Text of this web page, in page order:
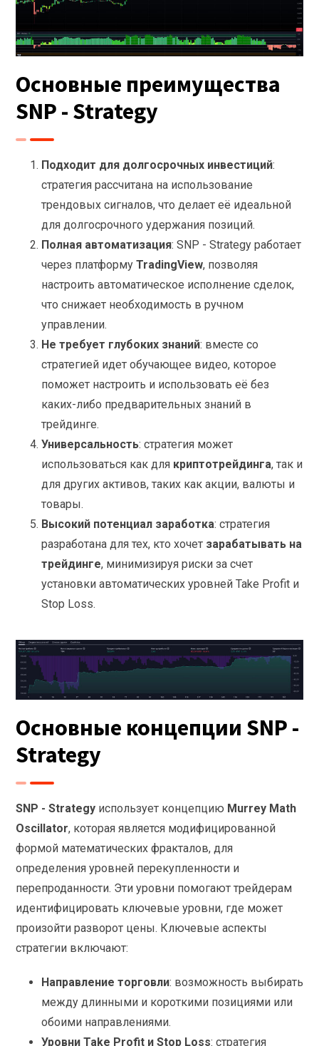
Основные преимущества
SNP - Strategy
Подходит для долгосрочных инвестиций:
стратегия рассчитана на использование
трендовых сигналов, что делает её идеальной
для долгосрочного удержания позиций.
Полная автоматизация: SNP - Strategy работает
через платформу TradingView, позволяя
настроить автоматическое исполнение сделок,
что снижает необходимость в ручном
управлении.
Не требует глубоких знаний: вместе со
стратегией идет обучающее видео, которое
поможет настроить и использовать её без
каких-либо предварительных знаний в
трейдинге.
Универсальность: стратегия может
использоваться как для криптотрейдинга, так и
для других активов, таких как акции, валюты и
товары.
Высокий потенциал заработка: стратегия
разработана для тех, кто хочет зарабатывать на
трейдинге, минимизируя риски за счет
установки автоматических уровней Take Profit и
Stop Loss.
Основные концепции SNP -
Strategy
SNP - Strategy использует концепцию Murrey Math
Oscillator, которая является модифицированной
формой математических фракталов, для
определения уровней перекупленности и
перепроданности. Эти уровни помогают трейдерам
идентифицировать ключевые уровни, где может
произойти разворот цены. Ключевые аспекты
стратегии включают:
Направление торговли: возможность выбирать
между длинными и короткими позициями или
обоими направлениями.
Уровни Take Profit и Stop Loss: стратегия